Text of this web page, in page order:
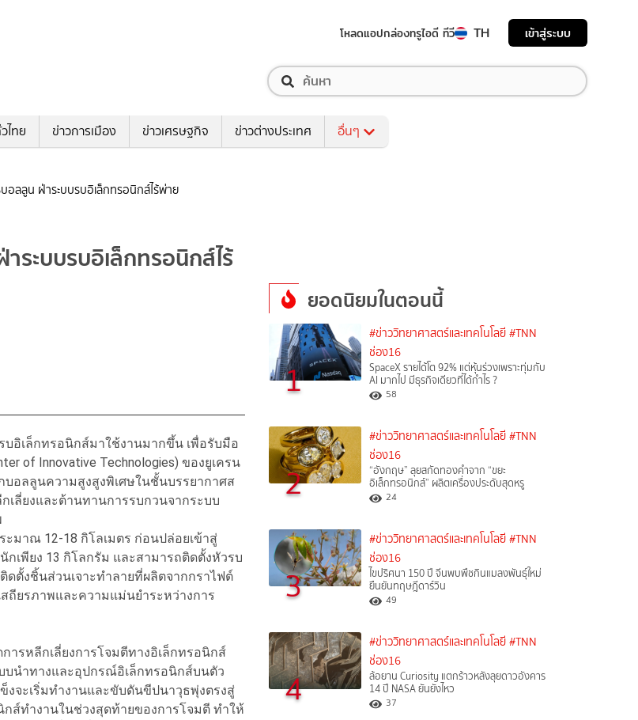
โหลดแอปกล่องทรูไอดี ทีวี TH เข้าสู่ระบบ
ไทย ข่าวการเมือง ข่าวเศรษฐกิจ ข่าวต่างประเทศ อื่นๆ
อลลูน ฝ่าระบบรบอิเล็กทรอนิกส์ไร้พ่าย
ระบบรบอิเล็กทรอนิกส์ไร้
อิเล็กทรอนิกส์มาใช้งานมากขึ้น เพื่อรับมือ
of Innovative Technologies) ของยูเครน
อลลูนความสูงสูงพิเศษในชั้นบรรยากาศส
ลี่ยงและต้านทานการรบกวนจากระบบ
มาณ 12-18 กิโลเมตร ก่อนปล่อยเข้าสู่
เพียง 13 กิโลกรัม และสามารถติดตั้งหัวรบ
ตั้งชิ้นส่วนเจาะทำลายที่ผลิตจากกราไฟต์
ถียรภาพและความแม่นยำระหว่างการ
ารหลีกเลี่ยงการโจมตีทางอิเล็กทรอนิกส์
บนำทางและอุปกรณ์อิเล็กทรอนิกส์บนตัว
งจะเริ่มทำงานและขับดันขีปนาวุธพุ่งตรงสู่
ส์ทำงานในช่วงสุดท้ายของการโจมตี ทำให้
ยอดนิยมในตอนนี้
1
#ข่าววิทยาศาสตร์และเทคโนโลยี #TNN
ช่อง16
SpaceX รายได้โต 92% แต่หุ้นร่วงเพราะทุ่มกับ
AI มากไป มีธุรกิจเดียวที่ได้กำไร ?
58
2
#ข่าววิทยาศาสตร์และเทคโนโลยี #TNN
ช่อง16
“อังกฤษ” ลุยสกัดทองคำจาก “ขยะ
อิเล็กทรอนิกส์” ผลิตเครื่องประดับสุดหรู
24
3
#ข่าววิทยาศาสตร์และเทคโนโลยี #TNN
ช่อง16
ไขปริศนา 150 ปี จีนพบพืชกินแมลงพันธุ์ใหม่
ยืนยันทฤษฎีดาร์วิน
49
4
#ข่าววิทยาศาสตร์และเทคโนโลยี #TNN
ช่อง16
ล้อยาน Curiosity แตกร้าวหลังลุยดาวอังคาร
14 ปี NASA ยันยังไหว
37